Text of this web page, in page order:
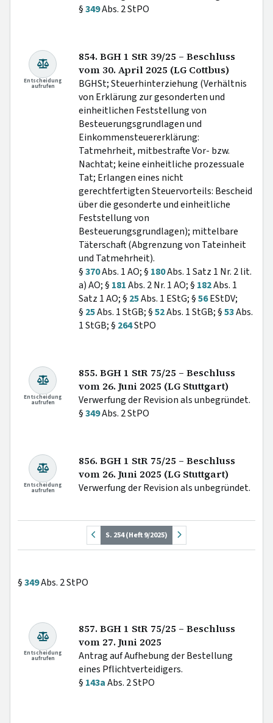
§349Abs. 2 StPO
Entscheidung
aufrufen
854. BGH 1 StR 39/25 – Beschluss
vom 30. April 2025 (LG Cottbus)
BGHSt; Steuerhinterziehung (Verhältnis
von Erklärung zur gesonderten und
einheitlichen Feststellung von
Besteuerungsgrundlagen und
Einkommensteuererklärung:
Tatmehrheit, mitbestrafte Vor- bzw.
Nachtat; keine einheitliche prozessuale
Tat; Erlangen eines nicht
gerechtfertigten Steuervorteils: Bescheid
über die gesonderte und einheitliche
Feststellung von
Besteuerungsgrundlagen); mittelbare
Täterschaft (Abgrenzung von Tateinheit
und Tatmehrheit).
§370Abs. 1 AO; § 180Abs. 1 Satz 1 Nr. 2 lit.
a) AO; § 181Abs. 2 Nr. 1 AO; § 182Abs. 1
Satz 1 AO; § 25Abs. 1 EStG; §56EStDV;
§ 25Abs. 1 StGB; §52Abs. 1 StGB; §53Abs.
1 StGB; § 264StPO
Entscheidung
aufrufen
855. BGH 1 StR 75/25 – Beschluss
vom 26. Juni 2025 (LG Stuttgart)
Verwerfung der Revision als unbegründet.
§349Abs. 2 StPO
Entscheidung
aufrufen
856. BGH 1 StR 75/25 – Beschluss
vom 26. Juni 2025 (LG Stuttgart)
Verwerfung der Revision als unbegründet.
S. 254 (Heft 9/2025)
§349Abs. 2 StPO
Entscheidung
aufrufen
857. BGH 1 StR 75/25 – Beschluss
vom 27. Juni 2025
Antrag auf Aufhebung der Bestellung
eines Pflichtverteidigers.
§ 143aAbs. 2 StPO